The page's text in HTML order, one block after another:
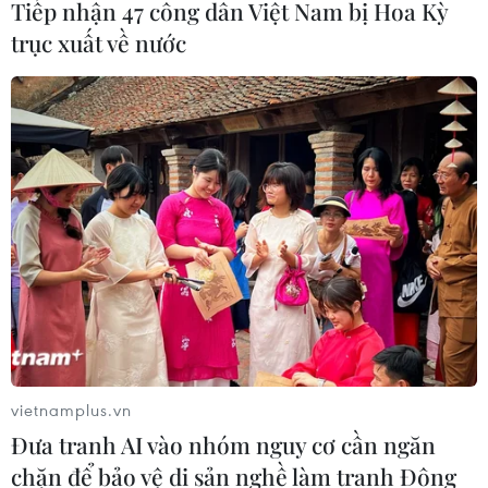
Nhật Bản: Nội các thông qua chính
sách giảm thuế tiêu thụ thực phẩm
xuống 1%
05/08/2026 15:30
Quy định chi tiết về thủ tục cấp phép
thành lập Sở giao dịch hàng hóa
05/08/2026 14:59
Foxconn đạt doanh thu cao kỷ lục
nhờ nhu cầu mạnh đối với AI
05/08/2026 13:41
Tiếp nhận 47 công dân Việt Nam bị Hoa Kỳ
trục xuất về nước
vietnamplus.vn
Đưa tranh AI vào nhóm nguy cơ cần ngăn
chặn để bảo vệ di sản nghề làm tranh Đông